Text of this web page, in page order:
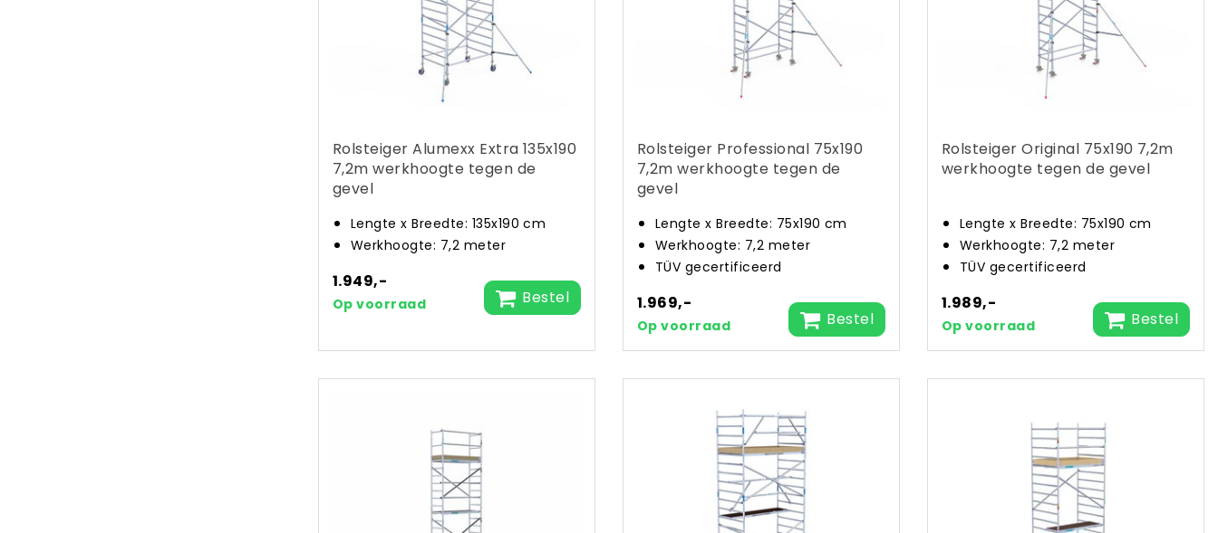
Rolsteiger Alumexx Extra 135x190
7,2m werkhoogte tegen de
gevel
Lengte x Breedte: 135x190 cm
Werkhoogte: 7,2 meter
1.949,-
Op voorraad Bestel
Rolsteiger Professional 75x190
7,2m werkhoogte tegen de
gevel
Lengte x Breedte: 75x190 cm
Werkhoogte: 7,2 meter
TÜV gecertificeerd
1.969,-
Op voorraad Bestel
Rolsteiger Original 75x190 7,2m
werkhoogte tegen de gevel
Lengte x Breedte: 75x190 cm
Werkhoogte: 7,2 meter
TÜV gecertificeerd
1.989,-
Op voorraad Bestel